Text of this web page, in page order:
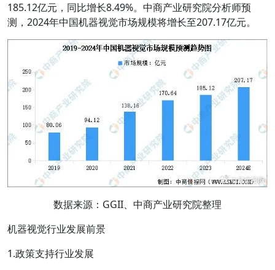
185.12亿元，同比增长8.49%。中商产业研究院分析师预
测，2024年中国机器视觉市场规模将增长至207.17亿元。
数据来源：GGII、中商产业研究院整理
机器视觉行业发展前景
1.政策支持行业发展